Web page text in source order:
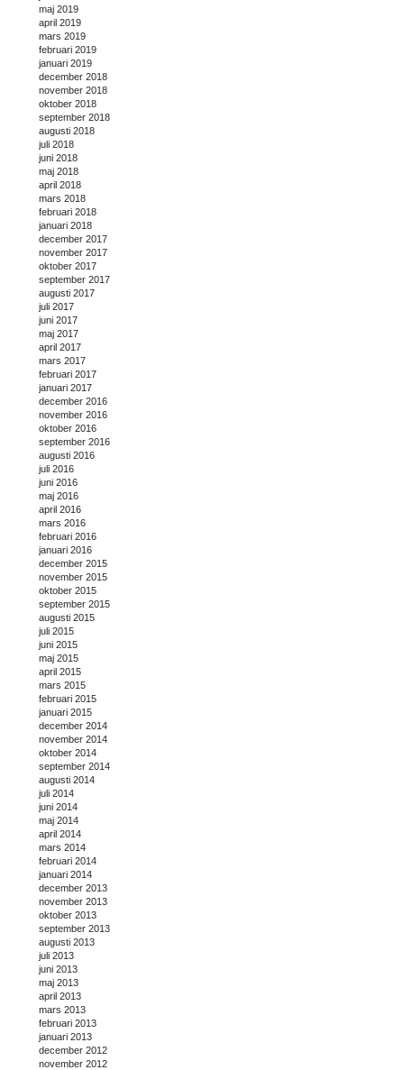
maj 2019
april 2019
mars 2019
februari 2019
januari 2019
december 2018
november 2018
oktober 2018
september 2018
augusti 2018
juli 2018
juni 2018
maj 2018
april 2018
mars 2018
februari 2018
januari 2018
december 2017
november 2017
oktober 2017
september 2017
augusti 2017
juli 2017
juni 2017
maj 2017
april 2017
mars 2017
februari 2017
januari 2017
december 2016
november 2016
oktober 2016
september 2016
augusti 2016
juli 2016
juni 2016
maj 2016
april 2016
mars 2016
februari 2016
januari 2016
december 2015
november 2015
oktober 2015
september 2015
augusti 2015
juli 2015
juni 2015
maj 2015
april 2015
mars 2015
februari 2015
januari 2015
december 2014
november 2014
oktober 2014
september 2014
augusti 2014
juli 2014
juni 2014
maj 2014
april 2014
mars 2014
februari 2014
januari 2014
december 2013
november 2013
oktober 2013
september 2013
augusti 2013
juli 2013
juni 2013
maj 2013
april 2013
mars 2013
februari 2013
januari 2013
december 2012
november 2012